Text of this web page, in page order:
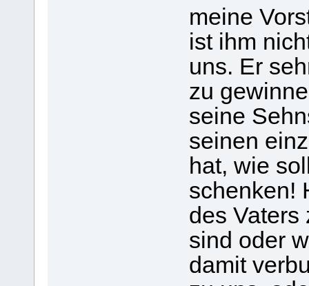
meine
ist ihm
uns. Er
zu
seine
seinen
hat, wie
schenken!
des Vaters
sind oder
damit